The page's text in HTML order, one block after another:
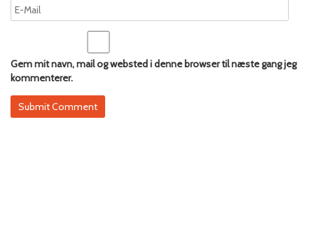
Gem mit navn, mail og websted i denne browser til næste gang jeg
kommenterer.